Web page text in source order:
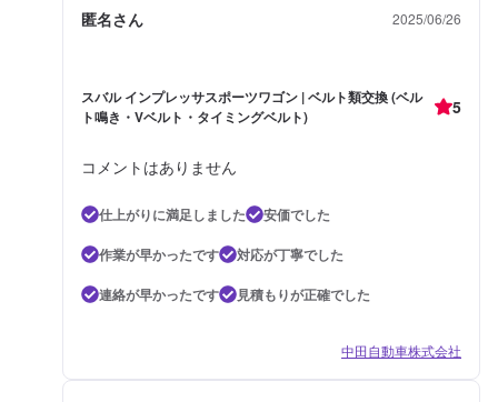
匿名さん 2025/06/26
スバル インプレッサスポーツワゴン | ベルト類交換 (ベル
ト鳴き・Vベルト・タイミングベルト)
5
コメントはありません
仕上がりに満足しました
安価でした
作業が早かったです
対応が丁寧でした
連絡が早かったです
見積もりが正確でした
中田自動車株式会社